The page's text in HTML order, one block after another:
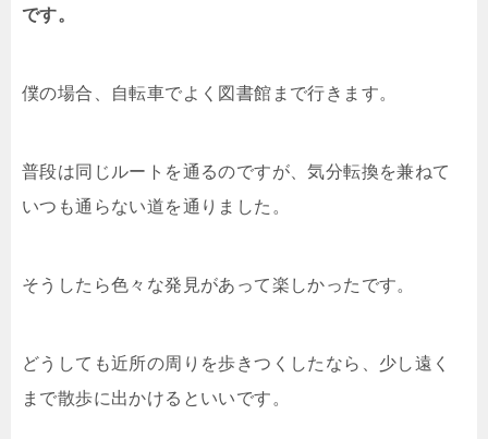
です。
僕の場合、自転車でよく図書館まで行きます。
普段は同じルートを通るのですが、気分転換を兼ねて
いつも通らない道を通りました。
そうしたら色々な発見があって楽しかったです。
どうしても近所の周りを歩きつくしたなら、少し遠く
まで散歩に出かけるといいです。